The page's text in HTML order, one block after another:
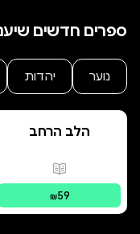
ספרים חדשים
נוער יהדות
הלב הרחב
פורמטים
₪59